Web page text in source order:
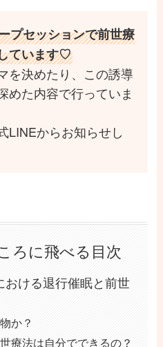
プセッションで前世療
ています♡
を決めたり、この誘導
めた内容で行っていま
LINEからお知らせし
ろに飛べる目次
おける退行催眠と前世
か？
療法は自分でできるの？